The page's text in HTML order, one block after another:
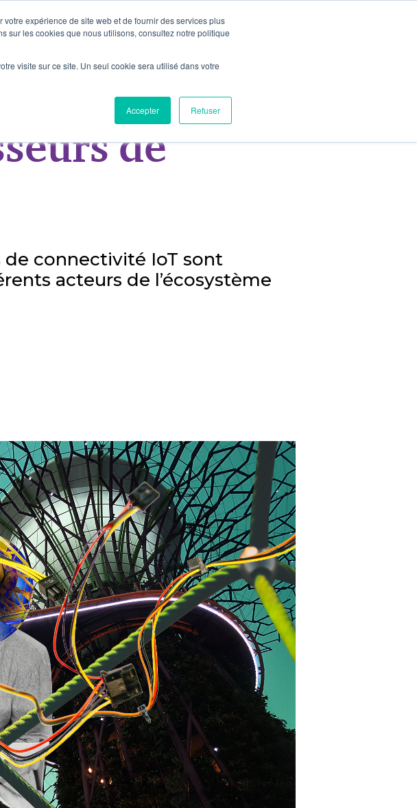
expérience de site web et de fournir des services plus
sur les cookies que nous utilisons, consultez notre politique
visite sur ce site. Un seul cookie sera utilisé dans votre
Accepter Refuser
IOT VALLEY NOUS CONTACTER
de
de connectivité IoT sont
acteurs de l’écosystème